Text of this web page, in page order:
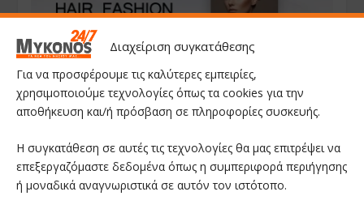
Διαχείριση συγκατάθεσης
Για να προσφέρουμε τις καλύτερες εμπειρίες,
χρησιμοποιούμε τεχνολογίες όπως τα cookies για την
αποθήκευση και/ή πρόσβαση σε πληροφορίες συσκευής.
Η συγκατάθεση σε αυτές τις τεχνολογίες θα μας επιτρέψει να
επεξεργαζόμαστε δεδομένα όπως η συμπεριφορά περιήγησης
ή μοναδικά αναγνωριστικά σε αυτόν τον ιστότοπο.